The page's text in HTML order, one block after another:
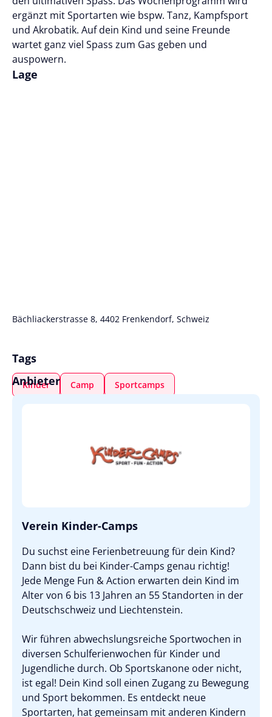
ergänzt mit Sportarten wie bspw. Tanz, Kampfsport
und Akrobatik. Auf dein Kind und seine Freunde
wartet ganz viel Spass zum Gas geben und
auspowern.
Lage
Bächliackerstrasse 8, 4402 Frenkendorf, Schweiz
Tags
Kinder Camp Sportcamps
Anbieter
Verein Kinder-Camps
Du suchst eine Ferienbetreuung für dein Kind?
Dann bist du bei Kinder-Camps genau richtig!
Jede Menge Fun & Action erwarten dein Kind im
Alter von 6 bis 13 Jahren an 55 Standorten in der
Deutschschweiz und Liechtenstein.
Wir führen abwechslungsreiche Sportwochen in
diversen Schulferienwochen für Kinder und
Jugendliche durch. Ob Sportskanone oder nicht,
ist egal! Dein Kind soll einen Zugang zu Bewegung
und Sport bekommen. Es entdeckt neue
Sportarten, hat gemeinsam mit anderen Kindern